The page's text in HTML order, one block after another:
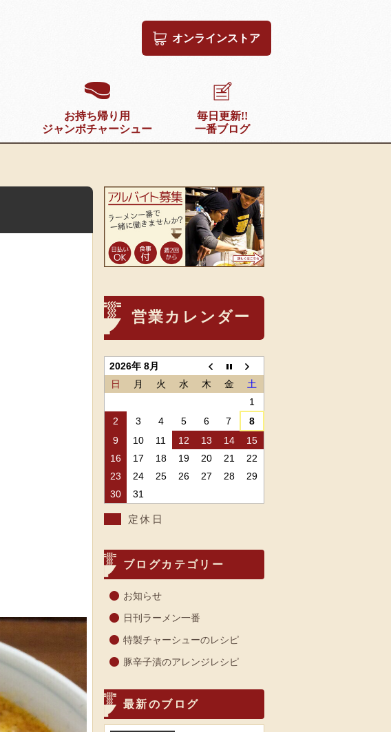
お持ち帰り用
ジャンボチャーシュー
毎日更新!!
一番ブログ
オンラインストア
営業カレンダー
2026年 8月
日
月 火 水 木 金
土
1
2
3 4 5 6 7
8
9
10 11 12 13 14
15
16
17 18 19 20 21
22
23
24 25 26 27 28
29
30
31
定休日
ブログカテゴリー
お知らせ
日刊ラーメン一番
特製チャーシューのレシピ
豚辛子漬のアレンジレシピ
最新のブログ